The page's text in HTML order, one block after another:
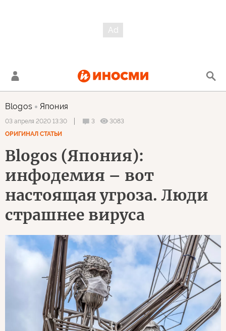
Blogos Япония
03 апреля 2020 13:30 3
3083
ОРИГИНАЛ СТАТЬИ
Blogos (Япония):
инфодемия – вот
настоящая угроза. Люди
страшнее вируса